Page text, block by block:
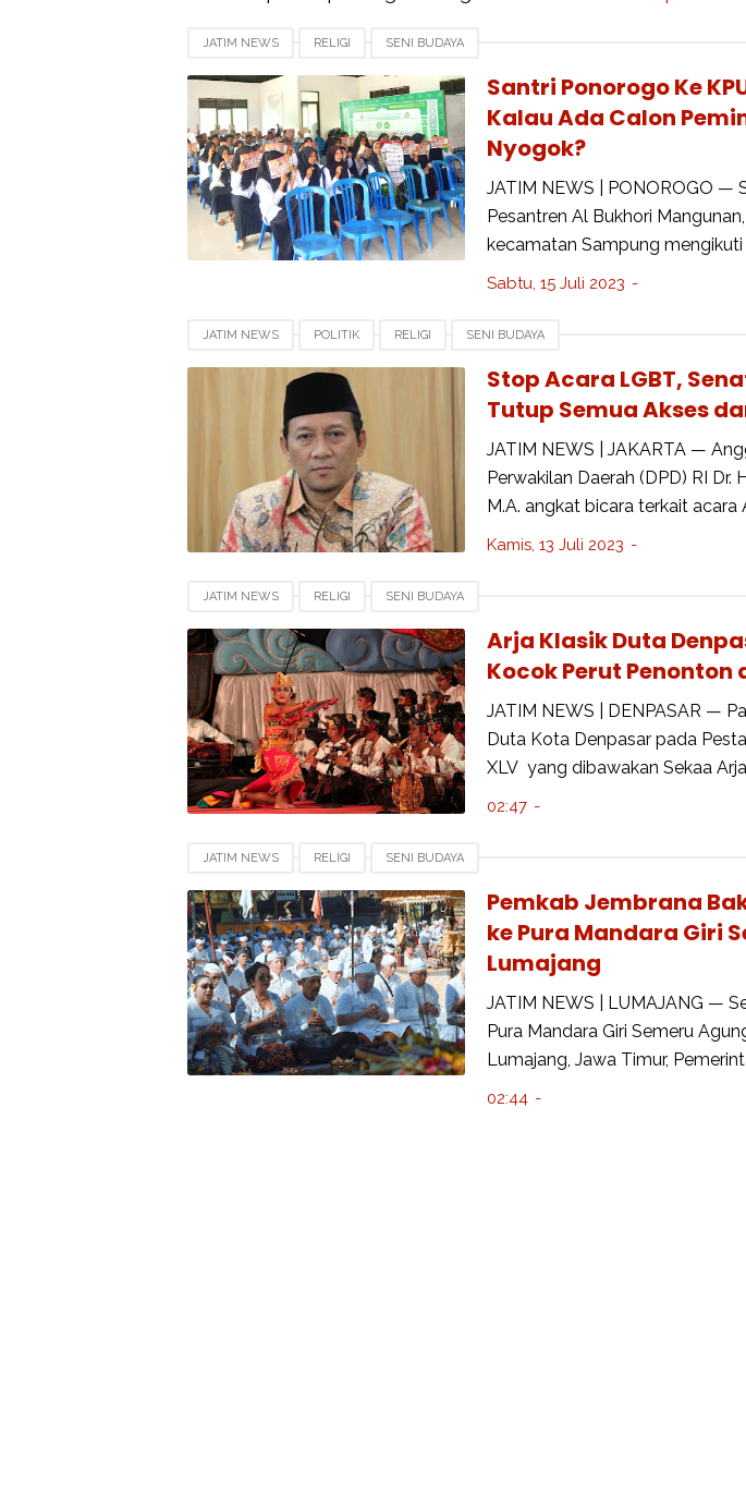
JATIM NEWS RELIGI SENI BUDAYA
Santri Ponorogo Ke
Kalau Ada Calon
Nyogok?
JATIM NEWS | PONOROGO —
Pesantren Al Bukhori
kecamatan Sampung mengikuti
Sabtu, 15 Juli 2023
JATIM NEWS POLITIK RELIGI SENI BUDAYA
Stop Acara LGBT,
Tutup Semua Akses
JATIM NEWS | JAKARTA —
Perwakilan Daerah (DPD) RI Dr.
M.A. angkat bicara terkait acara
Kamis, 13 Juli 2023
JATIM NEWS RELIGI SENI BUDAYA
Arja Klasik Duta
Kocok Perut Penonton
JATIM NEWS | DENPASAR —
Duta Kota Denpasar pada
XLV yang dibawakan Sekaa
02:47
JATIM NEWS RELIGI SENI BUDAYA
Pemkab Jembrana
ke Pura Mandara Giri
Lumajang
JATIM NEWS | LUMAJANG —
Pura Mandara Giri Semeru
Lumajang, Jawa Timur,
02:44